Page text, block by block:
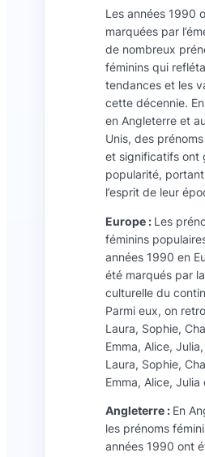
Les années 1990
marquées par
de nombreux
féminins qui
tendances et les
cette décennie.
en Angleterre et
Unis, des
et significatifs ont
popularité,
l’esprit de leur
Europe : Les
féminins
années 1990 en
été marqués par
culturelle du
Parmi eux, on
Laura, Sophie,
Emma, Alice,
Laura, Sophie,
Emma, Alice, Julia
Angleterre : En
les prénoms
années 1990 ont